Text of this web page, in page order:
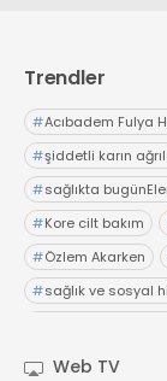
Trendler
#Acıbadem Fulya
#şiddetli karın
#sağlıkta
#Kore cilt bakım
#Özlem Akarken
#sağlık ve sosyal
# Medstar Antalya
Web TV